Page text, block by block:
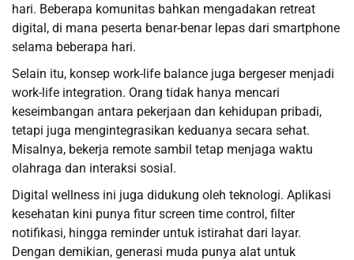
hari. Beberapa komunitas bahkan mengadakan retreat
digital, di mana peserta benar-benar lepas dari smartphone
selama beberapa hari.
Selain itu, konsep work-life balance juga bergeser menjadi
work-life integration. Orang tidak hanya mencari
keseimbangan antara pekerjaan dan kehidupan pribadi,
tetapi juga mengintegrasikan keduanya secara sehat.
Misalnya, bekerja remote sambil tetap menjaga waktu
olahraga dan interaksi sosial.
Digital wellness ini juga didukung oleh teknologi. Aplikasi
kesehatan kini punya fitur screen time control, filter
notifikasi, hingga reminder untuk istirahat dari layar.
Dengan demikian, generasi muda punya alat untuk